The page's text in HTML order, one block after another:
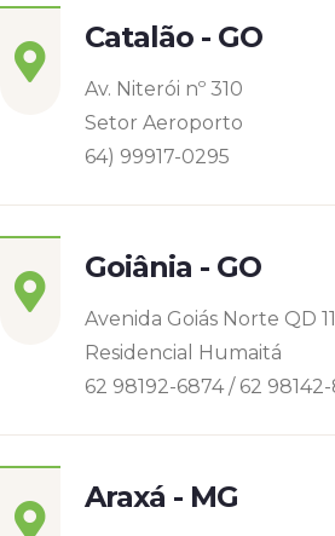
Catalão - GO
Av. Niterói nº 310
Setor Aeroporto
64) 99917-0295
Goiânia - GO
Avenida Goiás Norte QD 11
Residencial Humaitá
62 98192-6874 / 62
Araxá - MG